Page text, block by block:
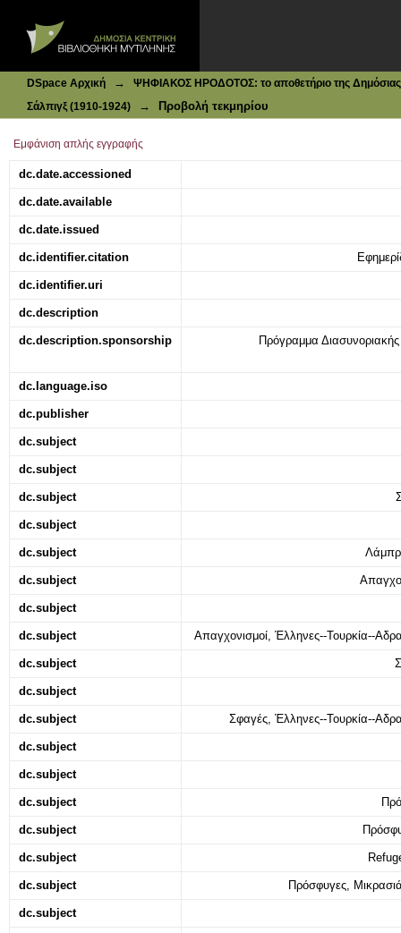
DSpace Αρχική →
ΨΗΦΙΑΚΟΣ ΗΡΟΔΟΤΟΣ: το αποθετήριο της Δημόσιας
Σάλπιγξ (1910-1924)
→ Προβολή τεκμηρίου
Εμφάνιση απλής εγγραφής
dc.date.accessioned
dc.date.available
dc.date.issued
dc.identifier.citation
dc.identifier.uri
dc.description
dc.description.sponsorship Πρόγραμμα
dc.language.iso
dc.publisher
dc.subject
dc.subject
dc.subject
dc.subject
dc.subject
dc.subject
dc.subject
dc.subject Απαγχονισμοί, Έλληνες--Τουρκία--
dc.subject
dc.subject
dc.subject Σφαγές, Έλληνες--Τουρκία--
dc.subject
dc.subject
dc.subject
dc.subject
dc.subject
dc.subject Πρόσφυγες,
dc.subject